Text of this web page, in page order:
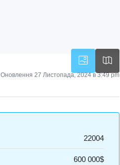
Оновлення 27 Листопада, 2024 в 3:49 pm
22004
600 000$